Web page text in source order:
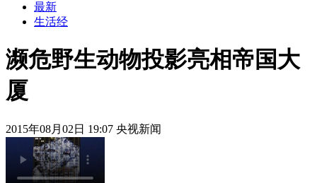
最新
生活经
濒危野生动物投影亮相帝国大
厦
2015年08月02日 19:07 央视新闻